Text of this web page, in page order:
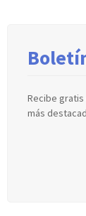
Recibe gratis
más